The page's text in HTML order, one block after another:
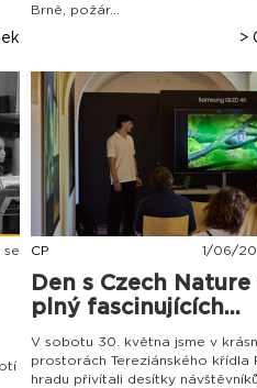
Brně, požár...
>
se CP 1 /06/
Den s Czech
plný fascinujících...
V sobotu 30. května jsme v
prostorách Tereziánského křídla
hradu přivítali desítky